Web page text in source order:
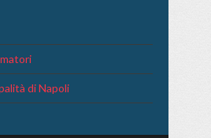
di Napoli